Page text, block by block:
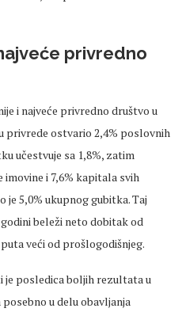
privredno
i najveće privredno društvo u
privrede ostvario 2,4% poslovnih
učestvuje sa 1,8%, zatim
i 7,6% kapitala svih
je 5,0% ukupnog gubitka. Taj
beleži neto dobitak od
veći od prošlogodišnjeg.
posledica boljih rezultata u
u delu obavljanja